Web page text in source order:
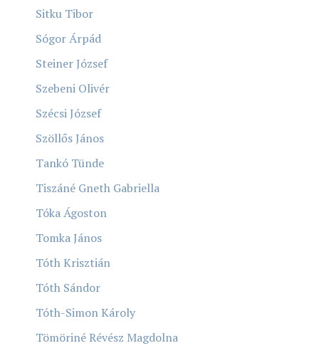
Sitku Tibor
Sógor Árpád
Steiner József
Szebeni Olivér
Szécsi József
Szöllős János
Tankó Tünde
Tiszáné Gneth Gabriella
Tóka Ágoston
Tomka János
Tóth Krisztián
Tóth Sándor
Tóth-Simon Károly
Tömöriné Révész Magdolna